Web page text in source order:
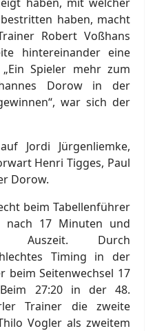
haben, macht
Robert Voßhans
hintereinander eine
Spieler mehr zum
Dorow in der
war sich der
Jordi Jürgenliemke,
Henri Tigges, Paul
Dorow.
beim Tabellenführer
nach 17 Minuten und
Auszeit. Durch
Timing in der
beim Seitenwechsel 17
27:20 in der 48.
Trainer die zweite
Vogler als zweitem